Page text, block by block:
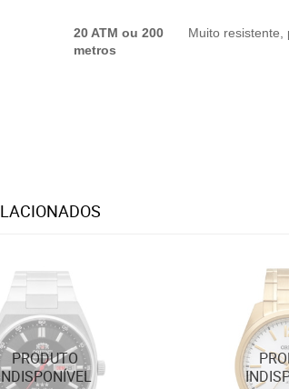
20 ATM ou 200
metros
Muito resistente,